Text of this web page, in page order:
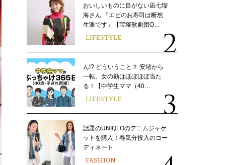
おいしいものに目がない凪七瑠
海さん 「エビのお寿司は断然
生派です」【宝塚歌劇団O…
LIFESTYLE
ん!? どういうこと？ 安堵から
一転、女の勘はほぼほぼ当た
る！【中学生ママ（40…
LIFESTYLE
話題のUNIQLOのデニムジャケ
ットを購入！春気分投入のコー
ディネート
FASHION